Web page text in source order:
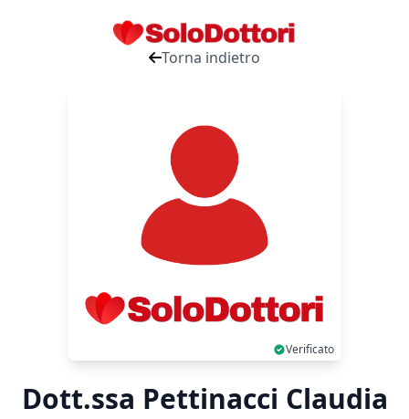
Torna indietro
Verificato
Dott.ssa Pettinacci Claudia